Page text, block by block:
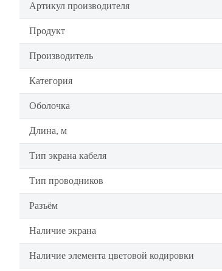
Артикул производителя
Продукт
Производитель
Категория
Оболочка
Длина, м
Тип экрана кабеля
Тип проводников
Разъём
Наличие экрана
Наличие элемента цветовой кодировки